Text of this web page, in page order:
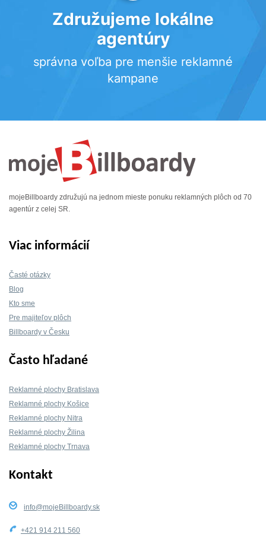
Združujeme lokálne
agentúry
správna voľba pre menšie reklamné
kampane
mojeBillboardy združujú na jednom mieste ponuku reklamných plôch od 70
agentúr z celej SR.
Viac informácií
Časté otázky
Blog
Kto sme
Pre majiteľov plôch
Billboardy v Česku
Často hľadané
Reklamné plochy Bratislava
Reklamné plochy Košice
Reklamné plochy Nitra
Reklamné plochy Žilina
Reklamné plochy Trnava
Kontakt
info@mojeBillboardy.sk
+421 914 211 560